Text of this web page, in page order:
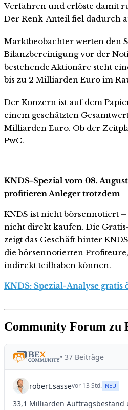
Verfahren und erlöste damit
Der Renk-Anteil fiel dadurch
Marktbeobachter werten den
Bilanzbereinigung vor der
bestehende Aktionäre steht
bis zu 2 Milliarden Euro im
Der Konzern ist auf dem
einem geschätzten
Milliarden Euro. Ob der
PwC.
KNDS-Spezial vom 08.
profitieren Anleger trotzdem
KNDS ist nicht börsennotiert
nicht direkt kaufen. Die
zeigt das Geschäft hinter
die börsennotierten
indirekt teilhaben können.
KNDS: Spezial-Analyse gratis
Community Forum zu